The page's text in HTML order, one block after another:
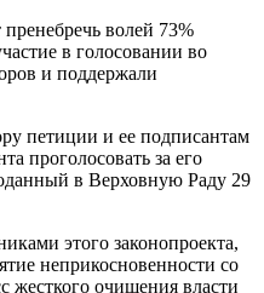
волей 73%
в голосовании во
и поддержали
петиции и ее подписантам
проголосовать за его
в Верховную Раду 29
этого законопроекта,
неприкосновенности со
жесткого очищения власти